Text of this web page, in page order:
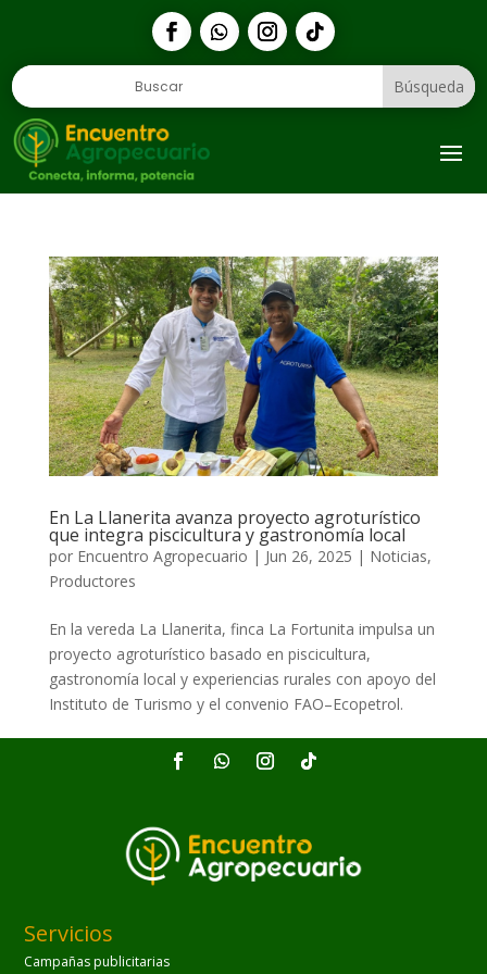
En La Llanerita avanza proyecto agroturístico
que integra piscicultura y gastronomía local
por Encuentro Agropecuario | Jun 26, 2025 | Noticias,
Productores
En la vereda La Llanerita, finca La Fortunita impulsa un
proyecto agroturístico basado en piscicultura,
gastronomía local y experiencias rurales con apoyo del
Instituto de Turismo y el convenio FAO–Ecopetrol.
Servicios
Campañas publicitarias